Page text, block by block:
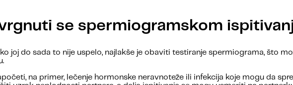
se spermiogramskom
joj do sada to nije uspelo, najlakše je obaviti testiranje spermiograma, što
na primer, lečenje hormonske neravnoteže ili infekcija koje mogu da